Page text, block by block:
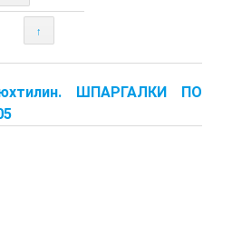
↑
ШПАРГАЛКИ ПО